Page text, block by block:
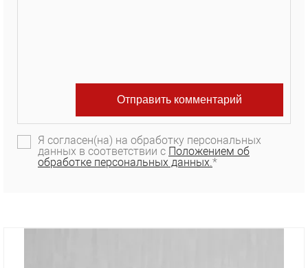
Я согласен(на) на обработку персональных
данных в соответствии с Положением об
обработке персональных данных.*